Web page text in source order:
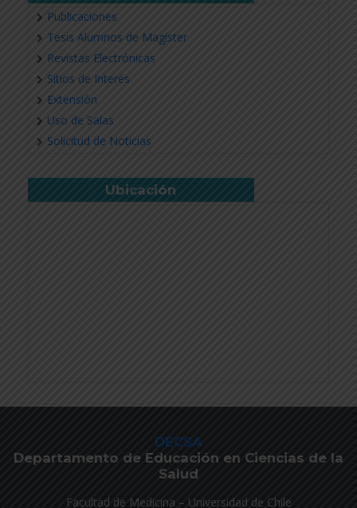
Publicaciones
Tesis Alumnos de Magíster
Revistas Electrónicas
Sitios de Interés
Extensión
Uso de Salas
Solicitud de Noticias
Ubicación
DECSA
Departamento de Educación en Ciencias de la
Salud
Facultad de Medicina – Universidad de Chile